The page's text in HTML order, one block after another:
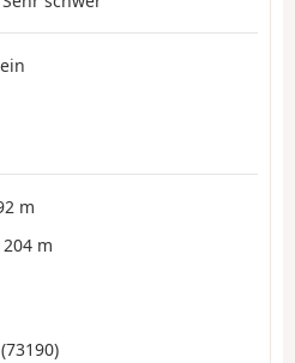
m
204 m
(73190)